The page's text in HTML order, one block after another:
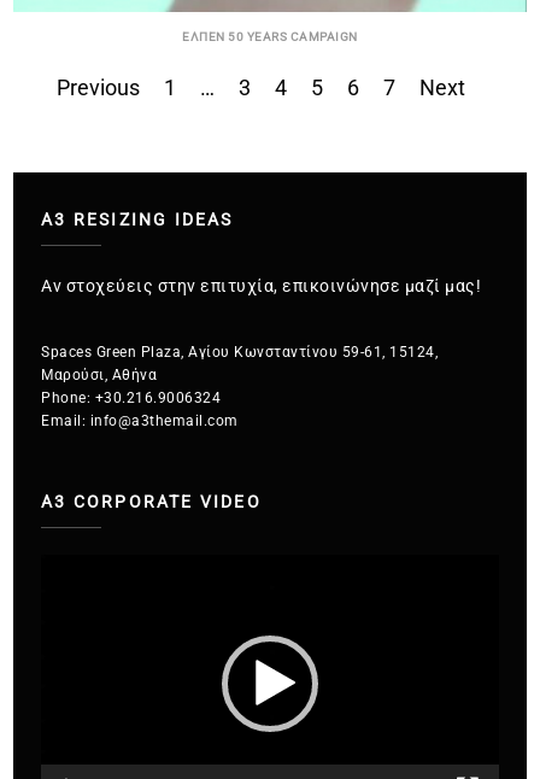
ΕΛΠΕΝ 50 YEARS CAMPAIGN
Σελιδοποίηση
Previous 1 … 3 4 5 6 7 Next
A3 RESIZING IDEAS
Αν στοχεύεις στην επιτυχία, επικοινώνησε μαζί μας!
Spaces Green Plaza, Αγίου Κωνσταντίνου 59-61, 15124,
Μαρούσι, Αθήνα
Phone: +30.216.9006324
Email: info@a3themail.com
A3 CORPORATE VIDEO